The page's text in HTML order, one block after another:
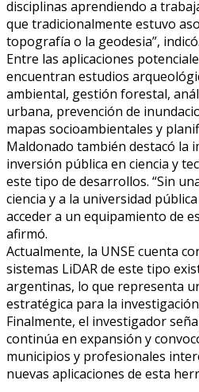
disciplinas aprendiendo a
que tradicionalmente estuvo
topografía o la geodesia”, indicó.
Entre las aplicaciones
encuentran estudios
ambiental, gestión forestal,
urbana, prevención de
mapas socioambientales y
Maldonado también destacó la
inversión pública en ciencia y
este tipo de desarrollos. “Sin
ciencia y a la universidad
acceder a un equipamiento de
afirmó.
Actualmente, la UNSE cuenta
sistemas LiDAR de este tipo
argentinas, lo que representa
estratégica para la
Finalmente, el investigador
continúa en expansión y
municipios y profesionales
nuevas aplicaciones de esta